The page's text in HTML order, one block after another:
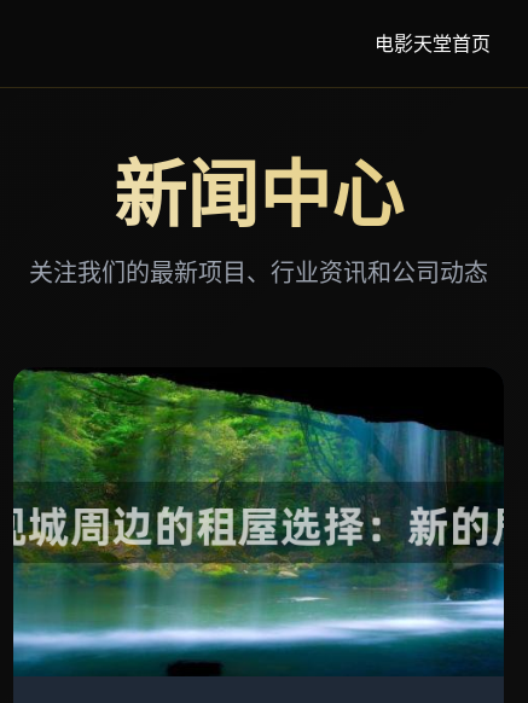
电影天堂首页
新闻中心
关注我们的最新项目、行业资讯和公司动态